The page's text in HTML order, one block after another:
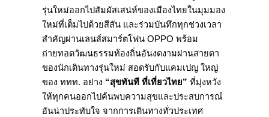
รุ่นใหม่ออกไปสัมผัสเสน่ห์ของเมืองไทยในมุมมอง
ใหม่ที่เต็มไปด้วยสีสัน และร่วมบันทึกทุกช่วงเวลา
สำคัญผ่านเลนส์สมาร์ตโฟน OPPO พร้อม
ถ่ายทอดวัฒนธรรมท้องถิ่นอันงดงามผ่านสายตา
ของนักเดินทางรุ่นใหม่ สอดรับกับแคมเปญ ใหญ่
ของ ททท. อย่าง “สุขทันที ที่เที่ยวไทย” ที่มุ่งหวัง
ให้ทุกคนออกไปค้นพบความสุขและประสบการณ์
อันน่าประทับใจ จากการเดินทางทั่วประเทศ